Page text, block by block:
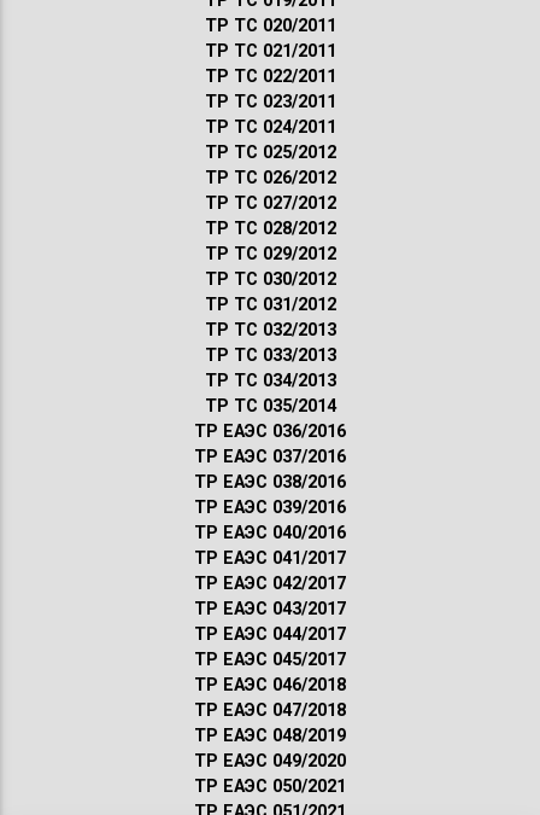
ТР ТС 020/2011
ТР ТС 021/2011
ТР ТС 022/2011
ТР ТС 023/2011
ТР ТС 024/2011
ТР ТС 025/2012
ТР ТС 026/2012
ТР ТС 027/2012
ТР ТС 028/2012
ТР ТС 029/2012
ТР ТС 030/2012
ТР ТС 031/2012
ТР ТС 032/2013
ТР ТС 033/2013
ТР ТС 034/2013
ТР ТС 035/2014
ТР ЕАЭС 036/2016
ТР ЕАЭС 037/2016
ТР ЕАЭС 038/2016
ТР ЕАЭС 039/2016
ТР ЕАЭС 040/2016
ТР ЕАЭС 041/2017
ТР ЕАЭС 042/2017
ТР ЕАЭС 043/2017
ТР ЕАЭС 044/2017
ТР ЕАЭС 045/2017
ТР ЕАЭС 046/2018
ТР ЕАЭС 047/2018
ТР ЕАЭС 048/2019
ТР ЕАЭС 049/2020
ТР ЕАЭС 050/2021